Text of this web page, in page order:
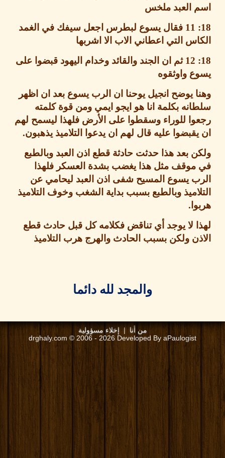
العبد ملخس
فقال يسوع لبطرس اجعل سيفك في الغمد
التي اعطاني الاب الا اشربها
ثم ان الجند والقائد وخدام اليهود قبضوا على
واوثقوه
يوضح انجيل يوحنا ان الرب يسوع بعد ان اظهر
بكلمة انا هو ايجو ايمي ومن قوة كلمته
للوراء وسقطوا على الأرض فلهذا ليسمح لهم
عليه قال لهم ان يدعوا التلاميذ يذهبون.
بعد هذا حدثت حادثة قطع اذن العبد وبالطبع
مثل هذا يغضب بشدة العسكر فلهذا
يسوع المسيح شفى اذن العبد ليحامي عن
وبالطبع بسبب بداية الشغب وخوف التلاميذ
لا يوجد أي تناقض فكلامه كل قبل حادث قطع
ولكن بسبب الحادث والهرج هرب التلاميذ
والمجد لله دائما
من أنا |إخلاء مسؤولية
drghaly.com © 2006 - 2026 Developed By aPaulogist